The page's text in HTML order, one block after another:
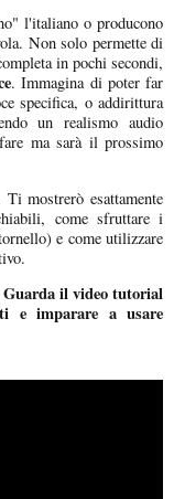
l'italiano o producono
Non solo permette di
in pochi secondi,
. Immagina di poter far
specifica, o addirittura
un realismo audio
ma sarà il prossimo
mostrerò esattamente
come sfruttare i
e come utilizzare
Guarda il video tutorial
e imparare a usare